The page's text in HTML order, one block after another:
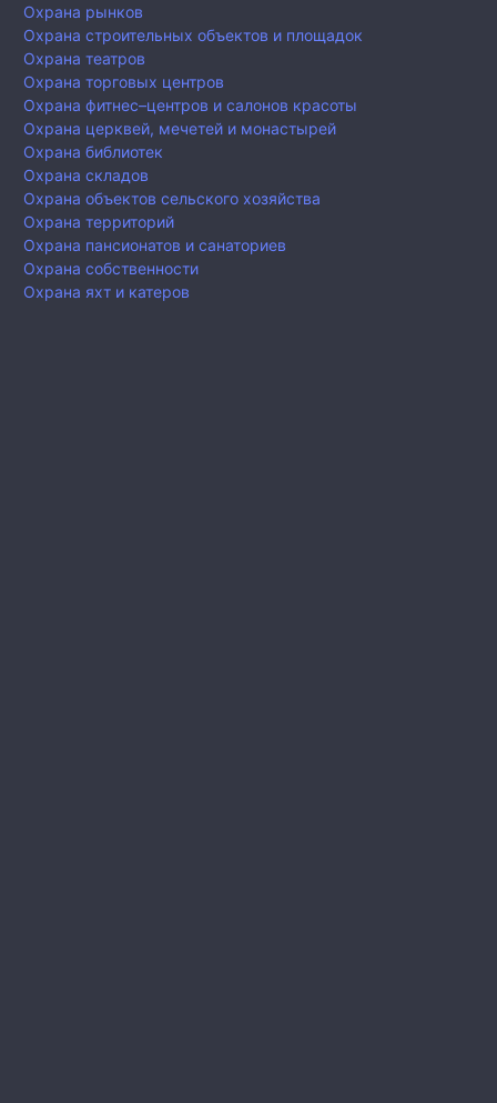
Охрана рынков
Охрана строительных объектов и площадок
Охрана театров
Охрана торговых центров
Охрана фитнес–центров и салонов красоты
Охрана церквей, мечетей и монастырей
Охрана библиотек
Охрана складов
Охрана объектов сельского хозяйства
Охрана территорий
Охрана пансионатов и санаториев
Охрана собственности
Охрана яхт и катеров